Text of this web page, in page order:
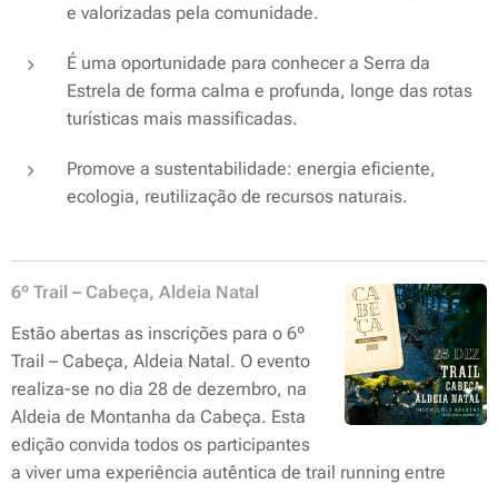
e valorizadas pela comunidade.
É uma oportunidade para conhecer a Serra da
Estrela de forma calma e profunda, longe das rotas
turísticas mais massificadas.
Promove a sustentabilidade: energia eficiente,
ecologia, reutilização de recursos naturais.
6º Trail – Cabeça, Aldeia Natal
Estão abertas as inscrições para o 6º
Trail – Cabeça, Aldeia Natal. O evento
realiza-se no dia 28 de dezembro, na
Aldeia de Montanha da Cabeça. Esta
edição convida todos os participantes
a viver uma experiência autêntica de trail running entre